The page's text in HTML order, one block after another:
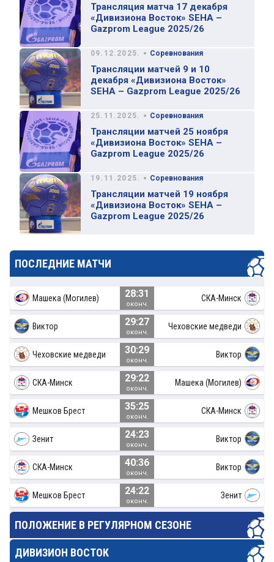
Трансляция матча 17 декабря
«Дивизиона Восток» SEHA –
Gazprom League 2025/26
09.12.2025. • Соревнования
Трансляции матчей 9 и 10
декабря «Дивизиона Восток»
SEHA – Gazprom League 2025/26
25.11.2025. • Соревнования
Трансляции матчей 25 ноября
«Дивизиона Восток» SEHA –
Gazprom League 2025/26
19.11.2025. • Соревнования
Трансляции матчей 19 ноября
«Дивизиона Восток» SEHA –
Gazprom League 2025/26
ПОСЛЕДНИЕ МАТЧИ
Машека (Могилев) 28:31
оконч.
СКА-Минск
Виктор 29:27
оконч.
Чеховские медведи
Чеховские медведи 30:29
оконч.
Виктор
СКА-Минск 29:22
оконч.
Машека (Могилев)
Мешков Брест 35:25
оконч.
СКА-Минск
Зенит 24:23
оконч.
Виктор
СКА-Минск 40:36
оконч.
Виктор
Мешков Брест 24:22
оконч.
Зенит
ПОЛОЖЕНИЕ В РЕГУЛЯРНОМ СЕЗОНЕ
ДИВИЗИОН ВОСТОК